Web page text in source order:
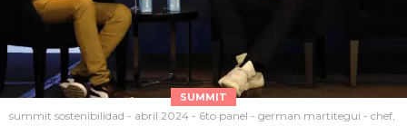
SUMMIT
summit sostenibilidad - abril 2024 - 6to panel - german martitegui - chef,